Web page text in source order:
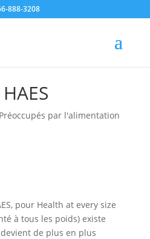
888-3208
Préoccupés par l'alimentation
pour Health at every size
à tous les poids) existe
de plus en plus